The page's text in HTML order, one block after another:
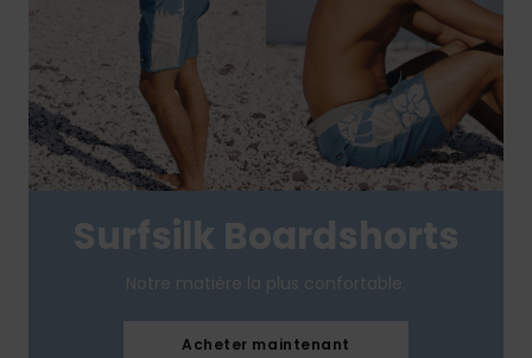
Surfsilk Boardshorts
Notre matière la plus confortable.
Acheter maintenant